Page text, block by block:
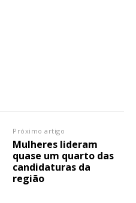
Próximo artigo
Mulheres lideram
quase um quarto das
candidaturas da
região